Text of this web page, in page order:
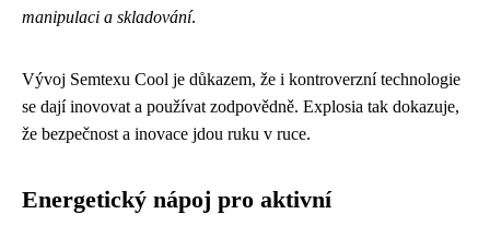
manipulaci a skladování.
Vývoj Semtexu Cool je důkazem, že i kontroverzní technologie
se dají inovovat a používat zodpovědně. Explosia tak dokazuje,
že bezpečnost a inovace jdou ruku v ruce.
Energetický nápoj pro aktivní